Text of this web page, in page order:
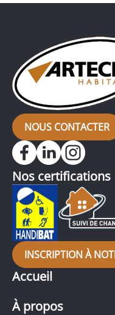
partenariat […]
NOUS CONTACTER
Accueil
À propos
Nos certifications
INSCRIPTION À